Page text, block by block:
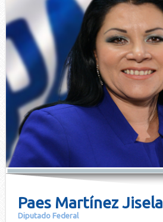
Paes Martínez Jisela
Diputado Federal